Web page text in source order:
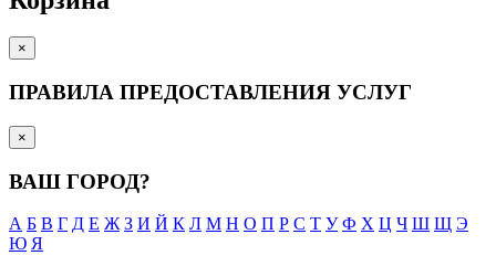
×
ПРАВИЛА ПРЕДОСТАВЛЕНИЯ УСЛУГ
×
ВАШ ГОРОД?
А Б В Г Д Е Ж З И Й К Л М Н О П Р С Т У Ф Х Ц Ч Ш Щ Э
Ю Я